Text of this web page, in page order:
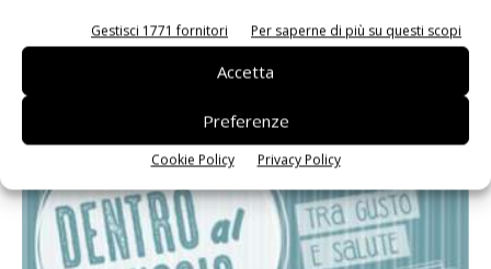
Gestisci 1771 fornitori Per saperne di più su questi scopi
Accetta
Preferenze
Cookie Policy Privacy Policy
Frutta secca protagonista a Tuttofood con
le novità di Life